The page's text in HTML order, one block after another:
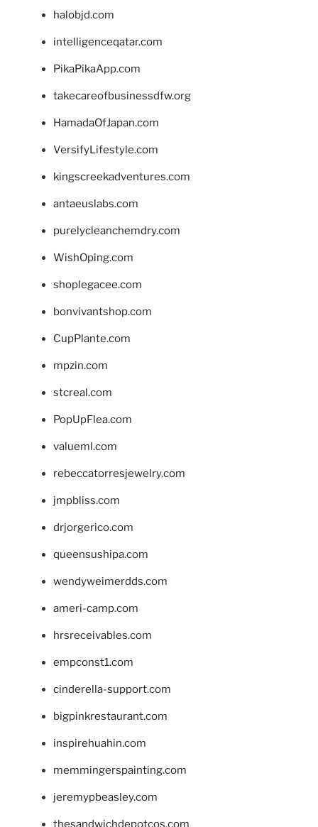
halobjd.com
intelligenceqatar.com
PikaPikaApp.com
takecareofbusinessdfw.org
HamadaOfJapan.com
VersifyLifestyle.com
kingscreekadventures.com
antaeuslabs.com
purelycleanchemdry.com
WishOping.com
shoplegacee.com
bonvivantshop.com
CupPlante.com
mpzin.com
stcreal.com
PopUpFlea.com
valueml.com
rebeccatorresjewelry.com
jmpbliss.com
drjorgerico.com
queensushipa.com
wendyweimerdds.com
ameri-camp.com
hrsreceivables.com
empconst1.com
cinderella-support.com
bigpinkrestaurant.com
inspirehuahin.com
memmingerspainting.com
jeremypbeasley.com
thesandwichdepotcos.com